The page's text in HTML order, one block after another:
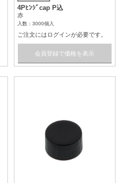
4Pﾋﾝｼﾞcap P込
赤
入数：3000個入
ご注文にはログインが必要です。
会員登録で価格を表示